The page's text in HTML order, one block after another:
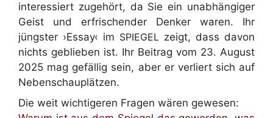
interessiert zugehört, da Sie ein unabhängiger
Geist und erfrischender Denker waren. Ihr
jüngster ›Essay‹ im SPIEGEL zeigt, dass davon
nichts geblieben ist. Ihr Beitrag vom 23. August
2025 mag gefällig sein, aber er verliert sich auf
Nebenschauplätzen.
Die weit wichtigeren Fragen wären gewesen: